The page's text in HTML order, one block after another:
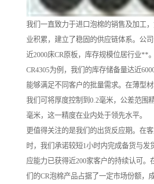
我们一直致力于进口泡棉的销售及加工
业积累，建立了稳固的供应链体系。公
近2000床CR原板，库存规模位居行业**
CR4305为例，我们的库存储备量达近
能够满足不同客户的批量需求。在薄型材
我们可将厚度控制到0.2毫米，公差范围
毫米，这一精度在业内处于领先水平。
更值得关注的是我们的出货反应期。在
时，我们承诺较短1小时内完成备货与发
应能力已获得近200家客户的持续认可。
们的CR泡棉产品占据了一定市场份额，